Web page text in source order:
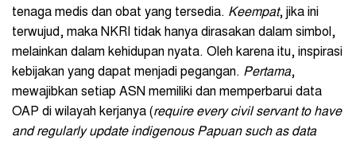
tenaga medis dan obat yang tersedia. Keempat, jika ini
terwujud, maka NKRI tidak hanya dirasakan dalam simbol,
melainkan dalam kehidupan nyata. Oleh karena itu, inspirasi
kebijakan yang dapat menjadi pegangan. Pertama,
mewajibkan setiap ASN memiliki dan memperbarui data
OAP di wilayah kerjanya (require every civil servant to have
and regularly update indigenous Papuan such as data